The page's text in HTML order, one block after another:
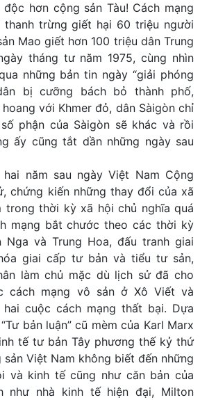
hơn cộng sản Tàu! Cách mạng
thanh trừng giết hại 60 triệu người
Mao giết hơn 100 triệu dân Trung
tháng tư năm 1975, cùng nhìn
những bản tin ngày “giải phóng
bị cưỡng bách bỏ thành phố,
với Khmer đỏ, dân Sàigòn chỉ
phận của Sàigòn sẽ khác và rồi
ấy cũng tắt dần những ngày sau
năm sau ngày Việt Nam Cộng
chứng kiến những thay đổi của xã
trong thời kỳ xã hội chủ nghĩa quá
mạng bắt chước theo các thời kỳ
Nga và Trung Hoa, đấu tranh giai
giai cấp tư bản và tiểu tư sản,
làm chủ mặc dù lịch sử đã cho
cách mạng vô sản ở Xô Viết và
hai cuộc cách mạng thất bại. Dựa
bản luận” cũ mèm của Karl Marx
tế tư bản Tây phương thế kỷ thứ
sản Việt Nam không biết đến những
và kinh tế cũng như căn bản của
như nhà kinh tế hiện đại, Milton